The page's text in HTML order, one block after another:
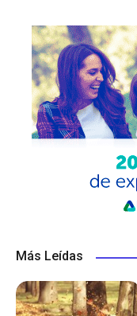
Más Leídas